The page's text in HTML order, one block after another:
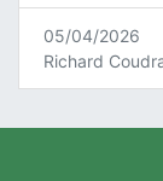
05/04/2026
Richard